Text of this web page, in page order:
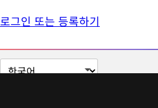
로그인 또는 등록하기
페